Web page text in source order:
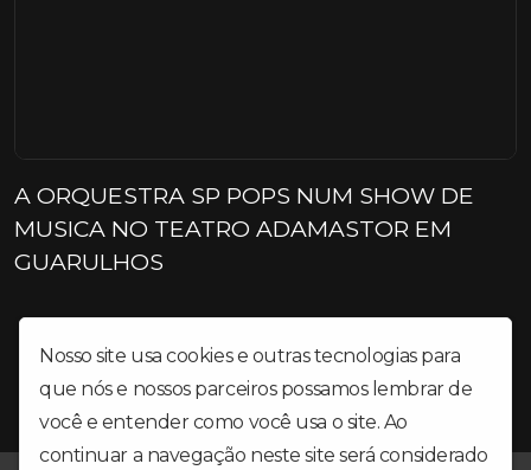
A ORQUESTRA SP POPS NUM SHOW DE
MUSICA NO TEATRO ADAMASTOR EM
GUARULHOS
Nosso site usa cookies e outras tecnologias para
que nós e nossos parceiros possamos lembrar de
você e entender como você usa o site. Ao
continuar a navegação neste site será considerado